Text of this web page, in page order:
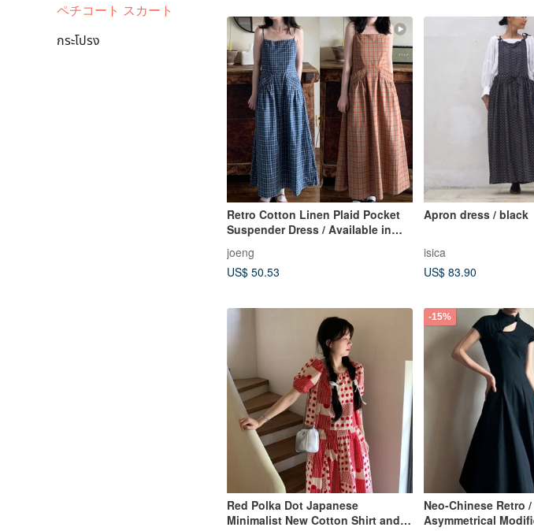
ペチコート スカート
กระโปรง
Retro Cotton Linen Plaid Pocket
Suspender Dress / Available in
Slimming Waist, Sweet Midi Dress
for Outerwear
joeng
US$ 50.53
Apron dress / black
isica
US$ 83.90
Red Polka Dot Japanese
Minimalist New Cotton Shirt and
-15%
Neo-Chinese Retro
Asymmetrical